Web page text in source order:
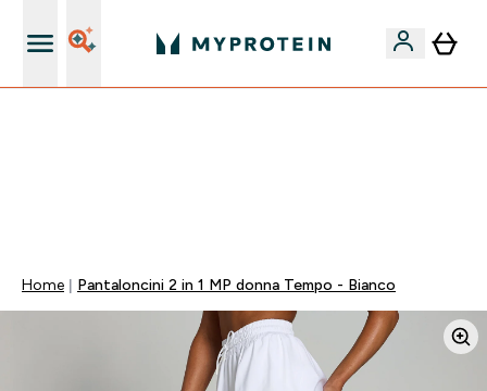
Home Pantaloncini 2 in 1 MP donna Tempo - Bianco